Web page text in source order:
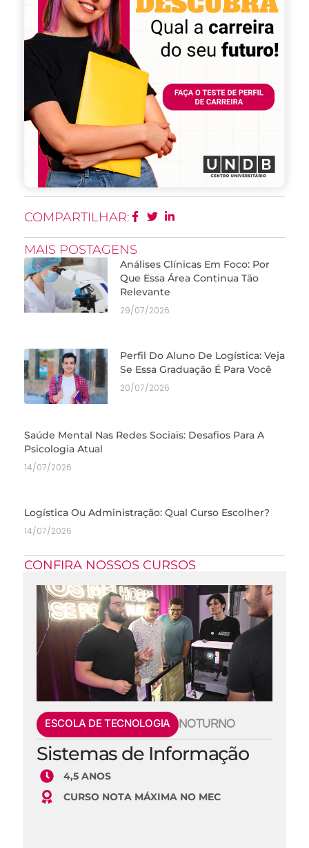
COMPARTILHAR:
MAIS POSTAGENS
Análises Clínicas Em Foco: Por
Que Essa Área Continua Tão
Relevante
29/07/2026
Perfil Do Aluno De Logística: Veja
Se Essa Graduação É Para Você
20/07/2026
Saúde Mental Nas Redes Sociais: Desafios Para A
Psicologia Atual
14/07/2026
Logística Ou Administração: Qual Curso Escolher?
14/07/2026
CONFIRA NOSSOS CURSOS
ESCOLA DE TECNOLOGIA NOTURNO
Sistemas de Informação
4,5 ANOS
CURSO NOTA MÁXIMA NO MEC